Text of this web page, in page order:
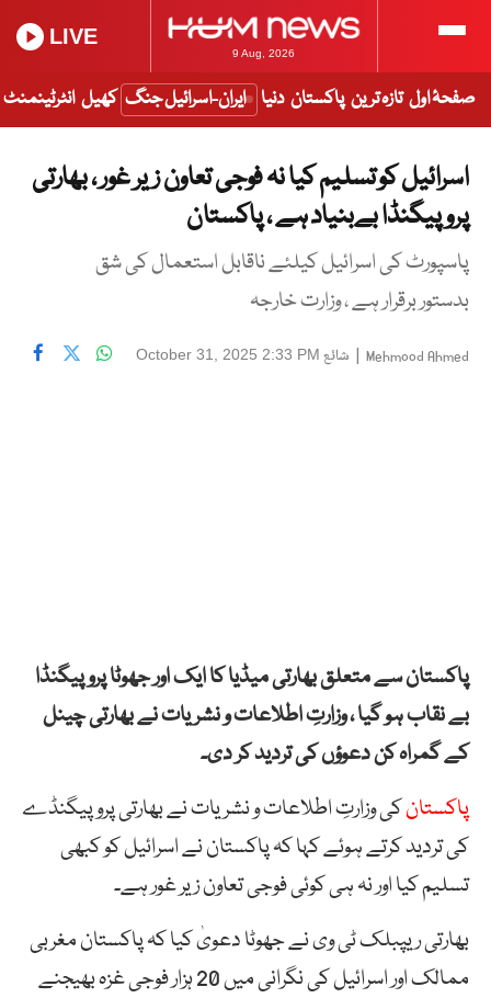
9 Aug, 2026
LIVE
صفحۂ اول تازہ ترین پاکستان دنیا ایران-اسرائیل جنگ کھیل انٹرٹینمنٹ
اسرائیل کو تسلیم کیا نہ فوجی تعاون زیر غور ، بھارتی
پروپیگنڈا بےبنیاد ہے ، پاکستان
پاسپورٹ کی اسرائیل کیلئے ناقابل استعمال کی شق
بدستور برقرار ہے ، وزارت خارجہ
Mehmood Ahmed
| شائع October 31, 2025 2:33 PM
پاکستان سے متعلق بھارتی میڈیا کا ایک اور جھوٹا پروپیگنڈا
بے نقاب ہو گیا ، وزارتِ اطلاعات و نشریات نے بھارتی چینل
کے گمراہ کن دعوؤں کی تردید کر دی۔
پاکستانکی وزارتِ اطلاعات و نشریات نے بھارتی پروپیگنڈے
کی تردید کرتے ہوئے کہا کہ پاکستان نے اسرائیل کو کبھی
تسلیم کیا اور نہ ہی کوئی فوجی تعاون زیر غور ہے۔
بھارتی ریپبلک ٹی وی نے جھوٹا دعویٰ کیا کہ پاکستان مغربی
ممالک اور اسرائیل کی نگرانی میں 20 ہزار فوجی غزہ بھیجنے